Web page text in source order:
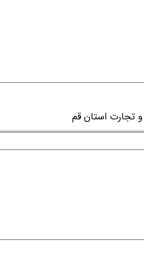
استان قم